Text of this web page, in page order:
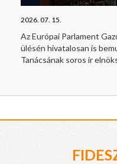
2026. 07. 15.
Az Európai Parlament
ülésén hivatalosan is
Tanácsának soros ír